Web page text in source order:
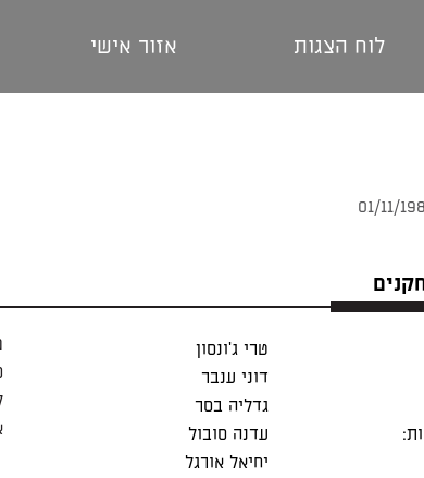
לוח הצגות אזור אישי
טרי ג'ונסון
דוני ענבר
גדליה בסר
עדנה סובול
יחיאל אורגל